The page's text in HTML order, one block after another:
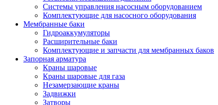
Системы управления насосным оборудованием
Комплектующие для насосного оборудования
Мембранные баки
Гидроаккумуляторы
Расширительные баки
Комплектующие и запчасти для мембранных баков
Запорная арматура
Краны шаровые
Краны шаровые для газа
Незамерзающие краны
Задвижки
Затворы